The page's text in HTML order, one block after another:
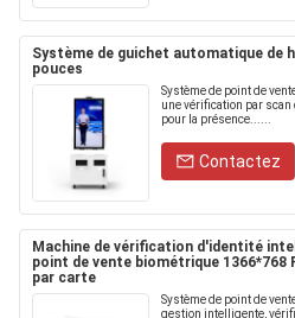
Système de guichet automatique de
pouces
Système de point de
une vérification par scan
pour la présence......
Contactez
Machine de vérification d'identité
point de vente biométrique
par carte
Système de point de
gestion intelligente,